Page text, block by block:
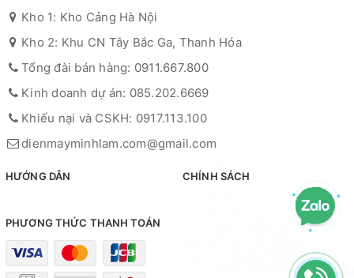
Kho 1: Kho Cảng Hà Nội
Kho 2: Khu CN Tây Bắc Ga, Thanh Hóa
Tổng đài bán hàng: 0911.667.800
Kinh doanh dự án: 085.202.6669
Khiếu nại và CSKH: 0917.113.100
dienmayminhlam.com@gmail.com
HƯỚNG DẪN CHÍNH SÁCH
PHƯƠNG THỨC THANH TOÁN